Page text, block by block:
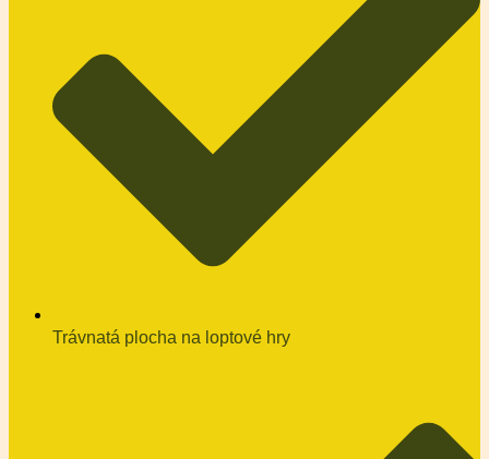
Trávnatá plocha na loptové hry